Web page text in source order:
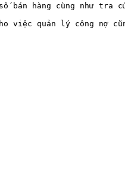
bán hàng cùng như
việc quản lý công nợ